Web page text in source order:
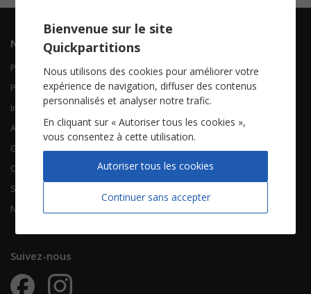
Navigation
Piano Chant
Piano Solo
Instruments solistes
Accordéon
Guitare
Chorales
Songbooks
Nouvelles partitions
Contactez-nous
Qui sommes-nous
FAQ
À propos
CGV
Mentions légales
Vie privée
Suivez-nous
Bienvenue sur le site
Quickpartitions
Nous utilisons des cookies pour améliorer votre
expérience de navigation, diffuser des contenus
personnalisés et analyser notre trafic.
En cliquant sur « Autoriser tous les cookies »,
vous consentez à cette utilisation.
Continuer sans accepter
Autoriser tous les cookies